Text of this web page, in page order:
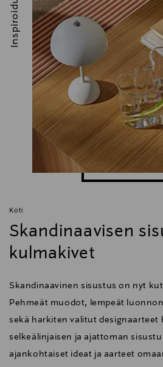
Koti
Skandinaavisen
kulmakivet
Skandinaavinen sisustus on nyt
Pehmeät muodot, lempeät
sekä harkiten valitut designaarteet
selkeälinjaisen ja ajattoman
ajankohtaiset ideat ja aarteet
Inspiroidu